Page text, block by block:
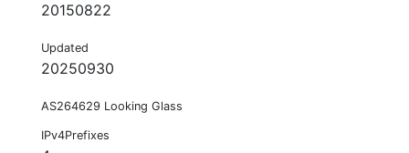
20150822
Updated
20250930
AS264629 Looking Glass
IPv4Prefixes